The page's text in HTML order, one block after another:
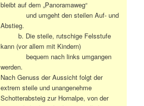
bleibt auf dem „Panoramaweg“
und umgeht den steilen Auf- und
Abstieg.
b. Die steile, rutschige Felsstufe
kann (vor allem mit Kindern)
bequem nach links umgangen
werden.
Nach Genuss der Aussicht folgt der
extrem steile und unangenehme
Schotterabsteig zur Hornalpe, von der